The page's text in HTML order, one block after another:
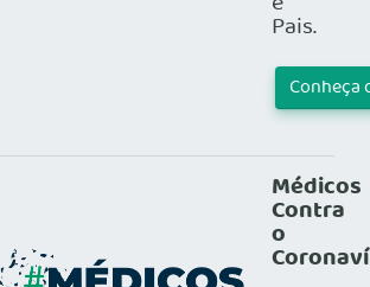
Pais.
Conheça
Médicos
Contra
o